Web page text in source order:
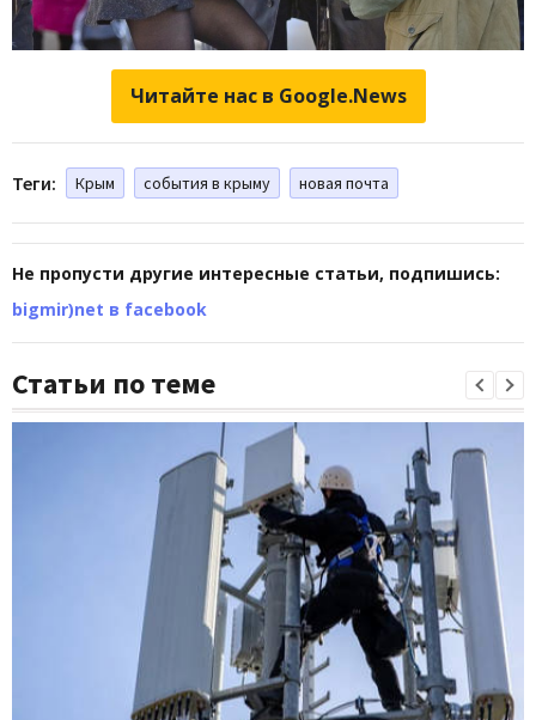
Читайте нас в Google.News
Теги: Крым события в крыму новая почта
Не пропусти другие интересные статьи, подпишись:
bigmir)net в facebook
Статьи по теме